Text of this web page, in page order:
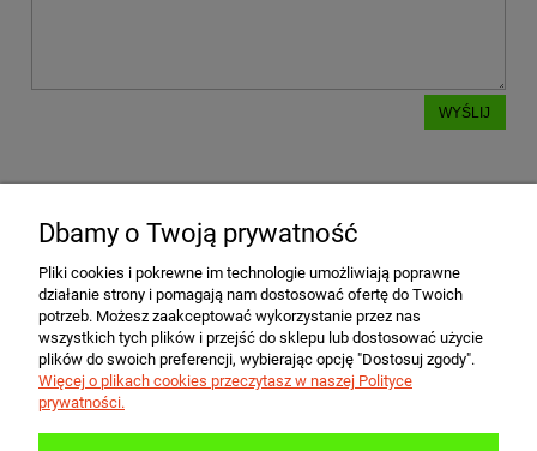
WYŚLIJ
POMOC
MOJE KONTO
PŁATNOŚCI I DOSTAWA
Dbamy o Twoją prywatność
Pliki cookies i pokrewne im technologie umożliwiają poprawne
działanie strony i pomagają nam dostosować ofertę do Twoich
potrzeb. Możesz zaakceptować wykorzystanie przez nas
wszystkich tych plików i przejść do sklepu lub dostosować użycie
plików do swoich preferencji, wybierając opcję "Dostosuj zgody".
Więcej o plikach cookies przeczytasz w naszej Polityce
prywatności.